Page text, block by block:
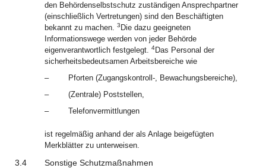
den Behördenselbstschutz zuständigen Ansprechpartner
(einschließlich Vertretungen) sind den Beschäftigten
bekannt zu machen. 3 Die dazu geeigneten
Informationswege werden von jeder Behörde
eigenverantwortlich festgelegt. 4Das Personal der
sicherheitsbedeutsamen Arbeitsbereiche wie
–
Pforten (Zugangskontroll-, Bewachungsbereiche),
–
(Zentrale) Poststellen,
–
Telefonvermittlungen
ist regelmäßig anhand der als Anlage beigefügten
Merkblätter zu unterweisen.
3.4 Sonstige Schutzmaßnahmen